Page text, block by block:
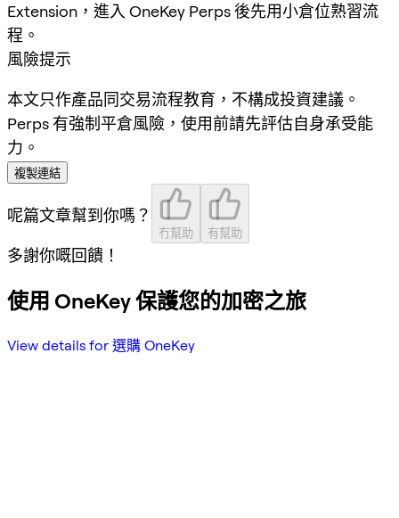
Extension，進入 OneKey Perps 後先用小倉位熟習流
程。
風險提示
本文只作產品同交易流程教育，不構成投資建議。
Perps 有強制平倉風險，使用前請先評估自身承受能
力。
複製連結
呢篇文章幫到你嗎？
冇幫助 有幫助
多謝你嘅回饋！
使用 OneKey 保護您的加密之旅
View details for 選購 OneKey